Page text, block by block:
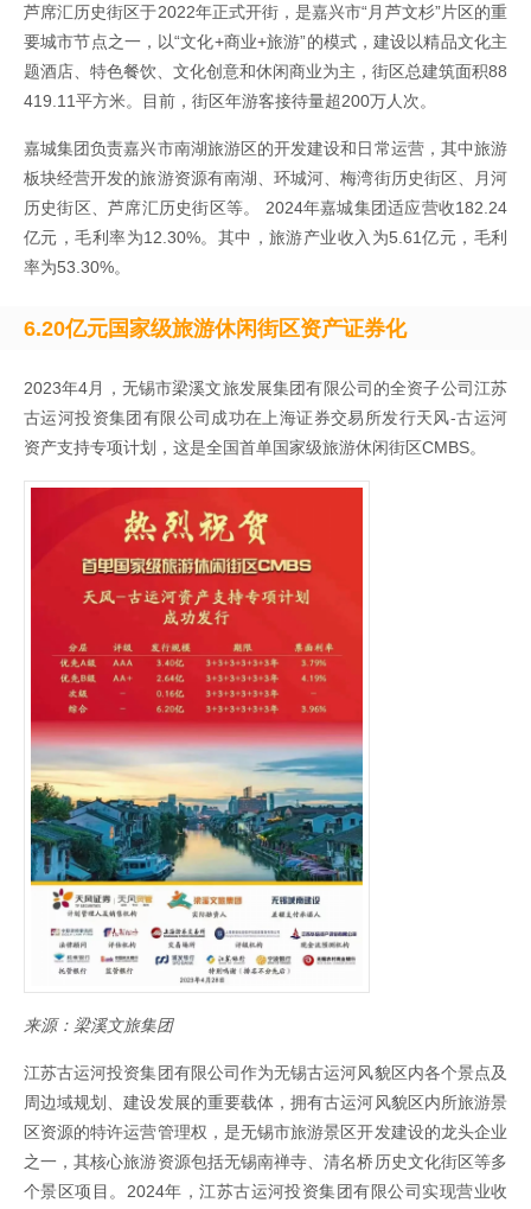
芦席汇历史街区于2022年正式开街，是嘉兴市“月芦文杉”片区的重
要城市节点之一，以“文化+商业+旅游”的模式，建设以精品文化主
题酒店、特色餐饮、文化创意和休闲商业为主，街区总建筑面积88
419.11平方米。目前，街区年游客接待量超200万人次。
嘉城集团负责嘉兴市南湖旅游区的开发建设和日常运营，其中旅游
板块经营开发的旅游资源有南湖、环城河、梅湾街历史街区、月河
历史街区、芦席汇历史街区等。 2024年嘉城集团适应营收182.24
亿元，毛利率为12.30%。其中，旅游产业收入为5.61亿元，毛利
率为53.30%。
6.20亿元国家级旅游休闲街区资产证券化
2023年4月，无锡市梁溪文旅发展集团有限公司的全资子公司江苏
古运河投资集团有限公司成功在上海证券交易所发行天风-古运河
资产支持专项计划，这是全国首单国家级旅游休闲街区CMBS。
来源：梁溪文旅集团
江苏古运河投资集团有限公司作为无锡古运河风貌区内各个景点及
周边域规划、建设发展的重要载体，拥有古运河风貌区内所旅游景
区资源的特许运营管理权，是无锡市旅游景区开发建设的龙头企业
之一，其核心旅游资源包括无锡南禅寺、清名桥历史文化街区等多
个景区项目。2024年，江苏古运河投资集团有限公司实现营业收